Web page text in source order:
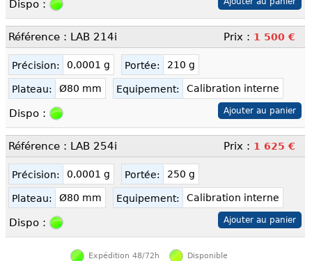
Dispo :
Référence : LAB 214i Prix : 1 500 €
Précision: 0,0001 g Portée: 210 g
Plateau: Ø80 mm Equipement: Calibration interne
Dispo :
Référence : LAB 254i Prix : 1 625 €
Précision: 0,0001 g Portée: 250 g
Plateau: Ø80 mm Equipement: Calibration interne
Dispo :
Expédition 48/72h Disponible